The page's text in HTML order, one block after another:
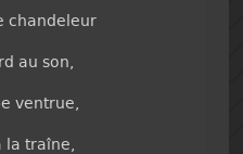
chandeleur
au son,
ventrue,
la traîne,